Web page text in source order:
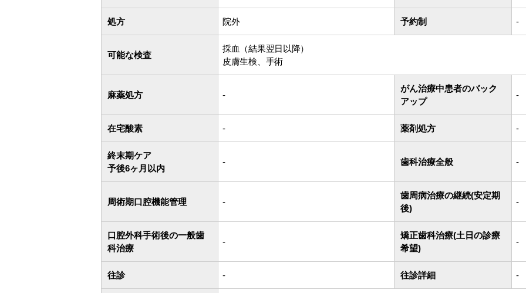
処方 院外 予約制 -
可能な検査
採血（結果翌日以降）
皮膚生検、手術
麻薬処方 -
がん治療中患者のバック
アップ
-
在宅酸素 - 薬剤処方 -
終末期ケア
予後6ヶ月以内
- 歯科治療全般 -
周術期口腔機能管理 -
歯周病治療の継続(安定期
後)
-
口腔外科手術後の一般歯
科治療
-
矯正歯科治療(土日の診療
希望)
-
往診 - 往診詳細 -